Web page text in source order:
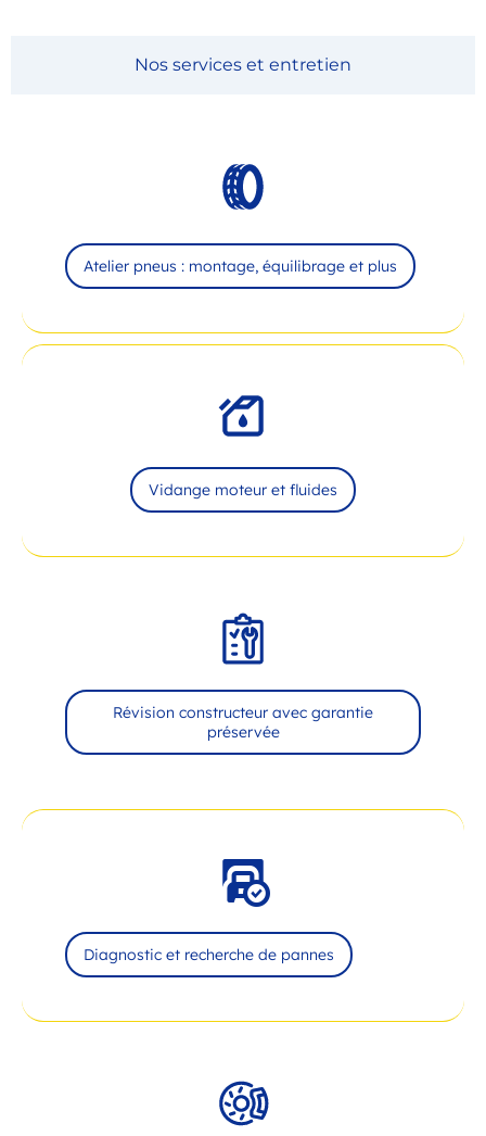
Nos services et entretien
Atelier pneus : montage, équilibrage et plus
Vidange moteur et fluides
Révision constructeur avec garantie
préservée
Diagnostic et recherche de pannes